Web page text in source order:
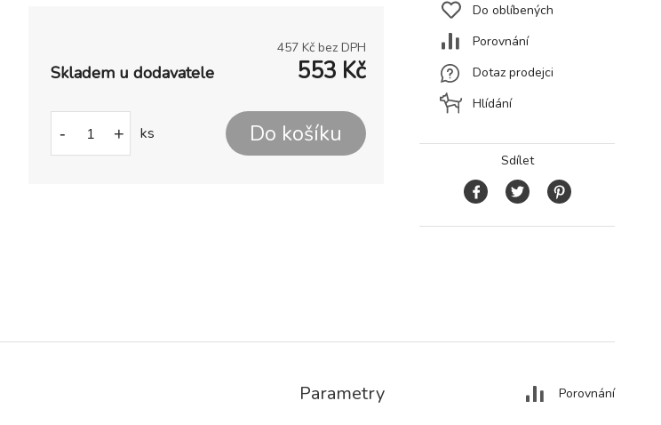
457 Kč bez DPH
Skladem u dodavatele 553 Kč
- + ks Do košíku
Do oblíbených
Porovnání
Dotaz prodejci
Hlídání
Sdílet
Parametry Porovnání